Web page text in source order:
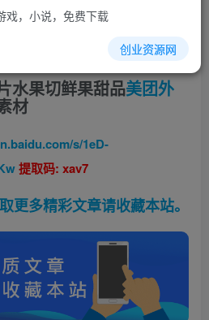
水果切鲜果甜品美团外
材
s/1eD-
提取码: xav7
更多精彩文章请收藏本站。
戏，小说，免费下载
创业资源网